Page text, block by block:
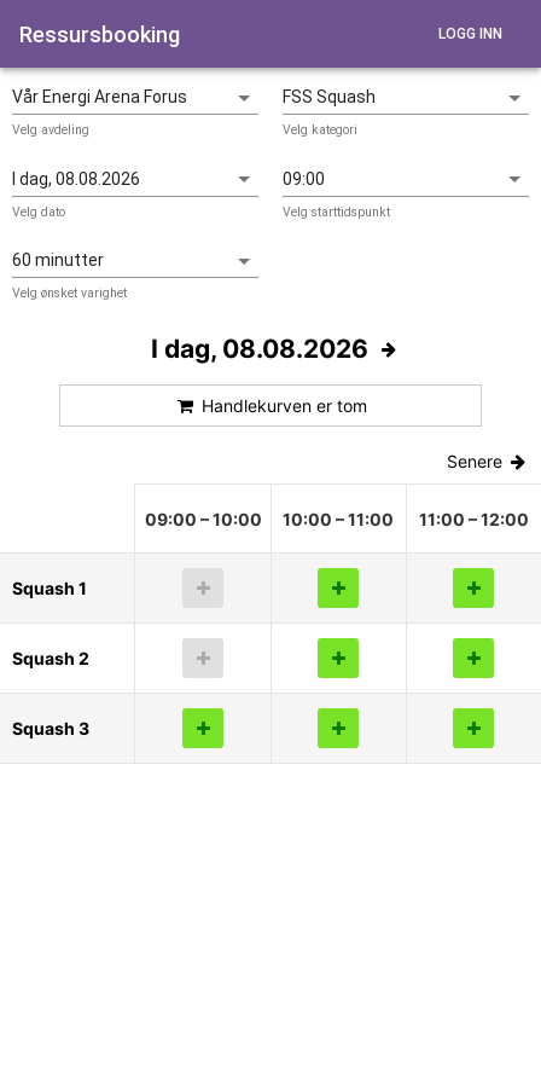
Ressursbooking LOGG INN
Velg avdeling Velg kategori
Velg dato Velg starttidspunkt
Velg ønsket varighet
I dag, 08.08.2026
Handlekurven er tom
Senere
09:00 –10:00 10:00 –11:00 11:00 –12:00
Squash 1
Squash 2
Squash 3